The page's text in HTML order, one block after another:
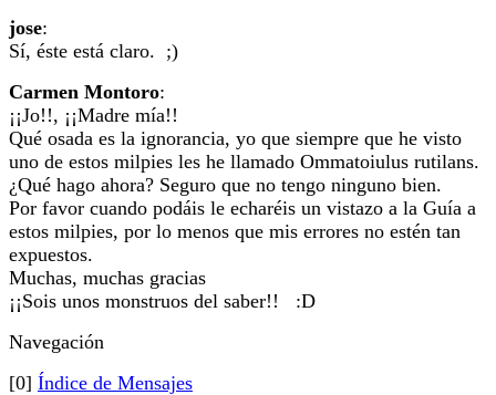
jose:
Sí, éste está claro. ;)
Carmen Montoro:
¡¡Jo!!, ¡¡Madre mía!!
Qué osada es la ignorancia, yo que siempre que he visto
uno de estos milpies les he llamado Ommatoiulus rutilans.
¿Qué hago ahora? Seguro que no tengo ninguno bien.
Por favor cuando podáis le echaréis un vistazo a la Guía a
estos milpies, por lo menos que mis errores no estén tan
expuestos.
Muchas, muchas gracias
¡¡Sois unos monstruos del saber!! :D
Navegación
[0] Índice de Mensajes